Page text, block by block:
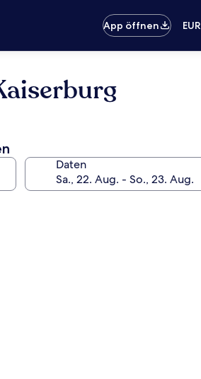
App öffnen EUR
Daten